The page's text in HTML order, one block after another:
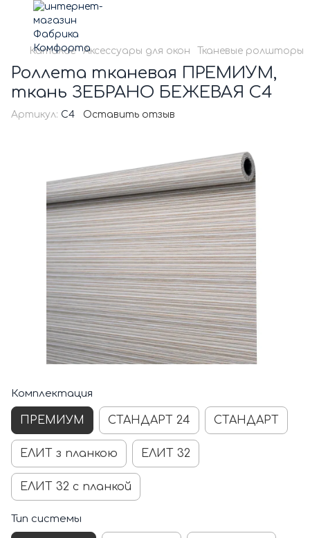
Каталог Аксессуары для окон Тканевые ролшторы
Роллета тканевая ПРЕМИУМ,
ткань ЗЕБРАНО БЕЖЕВАЯ С4
Артикул: С4 Оставить отзыв
Комплектация
ПРЕМИУМ СТАНДАРТ 24 СТАНДАРТ
ЕЛИТ з планкою ЕЛИТ 32
ЕЛИТ 32 с планкой
Тип системы